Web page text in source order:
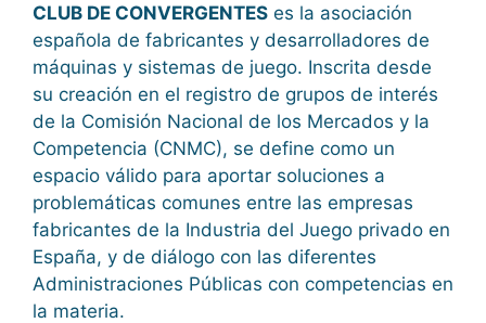
CLUB DE CONVERGENTES es la asociación
española de fabricantes y desarrolladores de
máquinas y sistemas de juego. Inscrita desde
su creación en el registro de grupos de interés
de la Comisión Nacional de los Mercados y la
Competencia (CNMC), se define como un
espacio válido para aportar soluciones a
problemáticas comunes entre las empresas
fabricantes de la Industria del Juego privado en
España, y de diálogo con las diferentes
Administraciones Públicas con competencias en
la materia.